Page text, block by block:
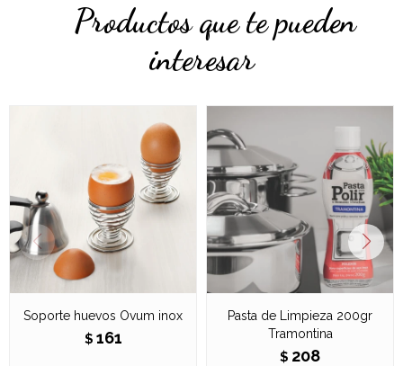
Productos que te pueden
interesar
Soporte huevos Ovum inox
$ 161
Pasta de Limpieza 200gr
Tramontina
$ 208